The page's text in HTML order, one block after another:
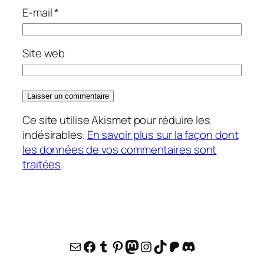
E-mail*
Site web
Ce site utilise Akismet pour réduire les
indésirables. En savoir plus sur la façon dont
les données de vos commentaires sont
traitées.
E-mailFacebook
Tumblr
Pinterest
Mastodon
Instagram
TikTok
Patreon
Discord